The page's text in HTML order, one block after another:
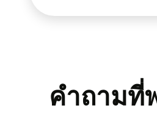
คำถามที่